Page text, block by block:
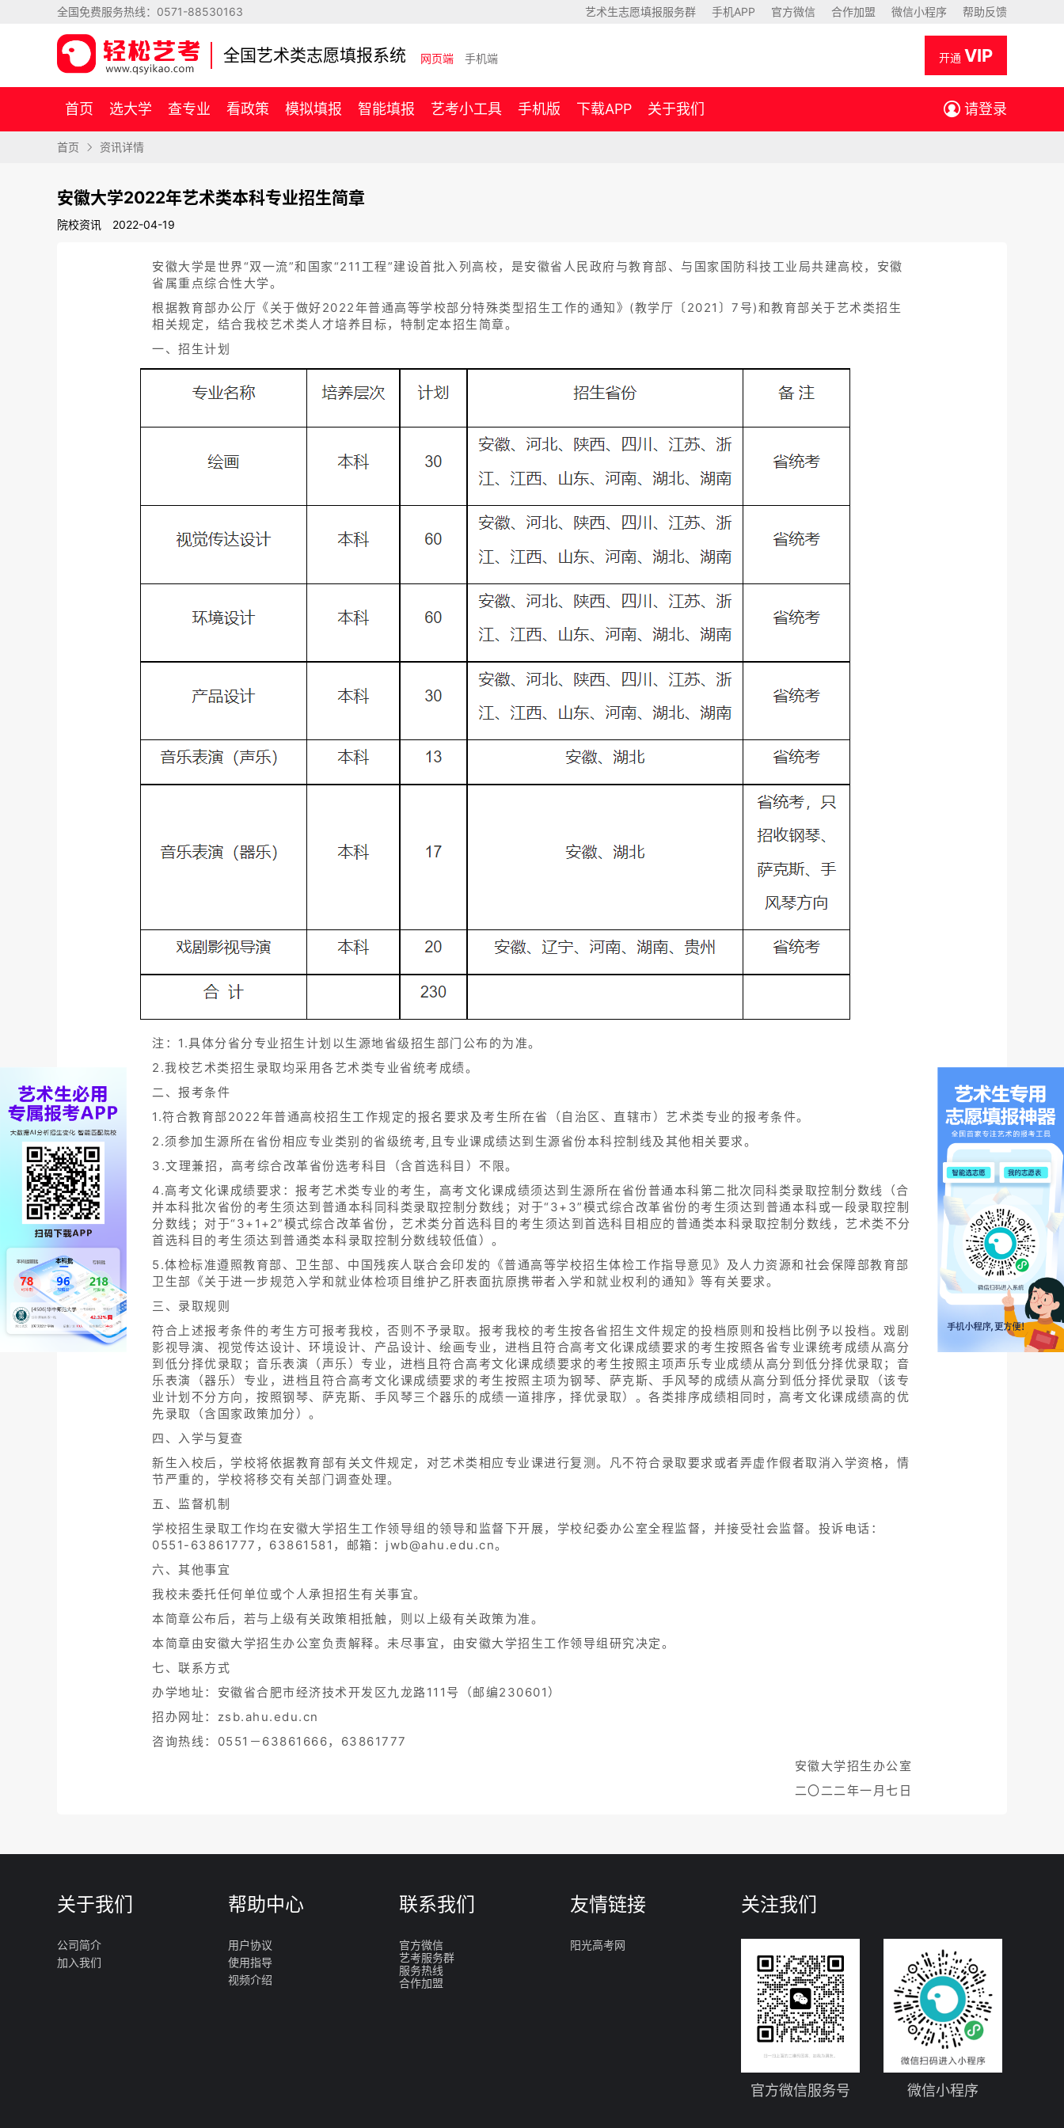
全国免费服务热线： 0571-88530163 艺术生志愿填报服务群 手机APP 官方微信 合作加盟 微信小程序 帮助反馈
全国艺术类志愿填报系统 网页端 手机端 开通 VIP
首页 选大学 查专业 看政策 模拟填报 智能填报 艺考小工具 手机版 下载APP 关于我们 请登录
首页 资讯详情
安徽大学2022年艺术类本科专业招生简章
院校资讯 2022-04-19
安徽大学是世界“双一流”和国家“211工程”建设首批入列高校，是安徽省人民政府与教育部、与国家国防科技工业局共建高校，安徽
省属重点综合性大学。
根据教育部办公厅《关于做好2022年普通高等学校部分特殊类型招生工作的通知》(教学厅〔2021〕7号)和教育部关于艺术类招生
相关规定，结合我校艺术类人才培养目标，特制定本招生简章。
一、招生计划
注：1.具体分省分专业招生计划以生源地省级招生部门公布的为准。
2.我校艺术类招生录取均采用各艺术类专业省统考成绩。
二、报考条件
1.符合教育部2022年普通高校招生工作规定的报名要求及考生所在省（自治区、直辖市）艺术类专业的报考条件。
2.须参加生源所在省份相应专业类别的省级统考,且专业课成绩达到生源省份本科控制线及其他相关要求。
3.文理兼招，高考综合改革省份选考科目（含首选科目）不限。
4.高考文化课成绩要求：报考艺术类专业的考生，高考文化课成绩须达到生源所在省份普通本科第二批次同科类录取控制分数线（合
并本科批次省份的考生须达到普通本科同科类录取控制分数线；对于“3+3”模式综合改革省份的考生须达到普通本科或一段录取控制
分数线；对于“3+1+2”模式综合改革省份，艺术类分首选科目的考生须达到首选科目相应的普通类本科录取控制分数线，艺术类不分
首选科目的考生须达到普通类本科录取控制分数线较低值）。
5.体检标准遵照教育部、卫生部、中国残疾人联合会印发的《普通高等学校招生体检工作指导意见》及人力资源和社会保障部教育部
卫生部《关于进一步规范入学和就业体检项目维护乙肝表面抗原携带者入学和就业权利的通知》等有关要求。
三、录取规则
符合上述报考条件的考生方可报考我校，否则不予录取。报考我校的考生按各省招生文件规定的投档原则和投档比例予以投档。戏剧
影视导演、视觉传达设计、环境设计、产品设计、绘画专业，进档且符合高考文化课成绩要求的考生按照各省专业课统考成绩从高分
到低分择优录取；音乐表演（声乐）专业，进档且符合高考文化课成绩要求的考生按照主项声乐专业成绩从高分到低分择优录取；音
乐表演（器乐）专业，进档且符合高考文化课成绩要求的考生按照主项为钢琴、萨克斯、手风琴的成绩从高分到低分择优录取（该专
业计划不分方向，按照钢琴、萨克斯、手风琴三个器乐的成绩一道排序，择优录取）。各类排序成绩相同时，高考文化课成绩高的优
先录取（含国家政策加分）。
四、入学与复查
新生入校后，学校将依据教育部有关文件规定，对艺术类相应专业课进行复测。凡不符合录取要求或者弄虚作假者取消入学资格，情
节严重的，学校将移交有关部门调查处理。
五、监督机制
学校招生录取工作均在安徽大学招生工作领导组的领导和监督下开展，学校纪委办公室全程监督，并接受社会监督。投诉电话：
0551-63861777，63861581，邮箱：jwb@ahu.edu.cn。
六、其他事宜
我校未委托任何单位或个人承担招生有关事宜。
本简章公布后，若与上级有关政策相抵触，则以上级有关政策为准。
本简章由安徽大学招生办公室负责解释。未尽事宜，由安徽大学招生工作领导组研究决定。
七、联系方式
办学地址：安徽省合肥市经济技术开发区九龙路111号（邮编230601）
招办网址：zsb.ahu.edu.cn
咨询热线：0551－63861666，63861777
安徽大学招生办公室
二〇二二年一月七日
关于我们
公司简介
加入我们
帮助中心
用户协议
使用指导
视频介绍
联系我们
官方微信
艺考服务群
服务热线
合作加盟
友情链接
阳光高考网
关注我们
官方微信服务号 微信小程序